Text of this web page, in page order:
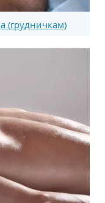
(грудничкам)